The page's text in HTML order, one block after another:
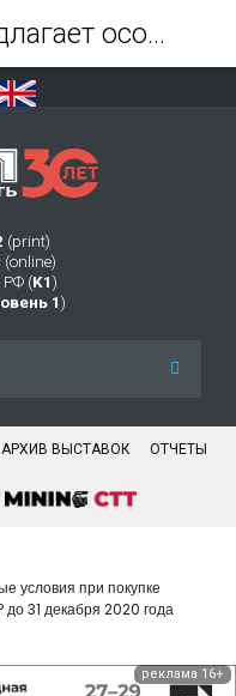
(print)
(online)
РФ (K1 )
1 )
АРХИВ ВЫСТАВОК ОТЧЕТЫ
условия при покупке
до 31 декабря 2020 года
реклама 16+
IVECO Capital предлагает особо выгодные условия при покупке в лизинг газовых тягачей IVECO Stralis NP до 31 декабря 2020 года - Журнал Горная промышленность